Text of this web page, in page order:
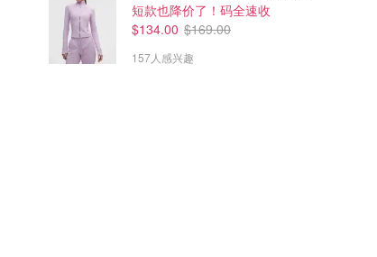
短款也降价了！码全速收
$134.00 $169.00
157人感兴趣